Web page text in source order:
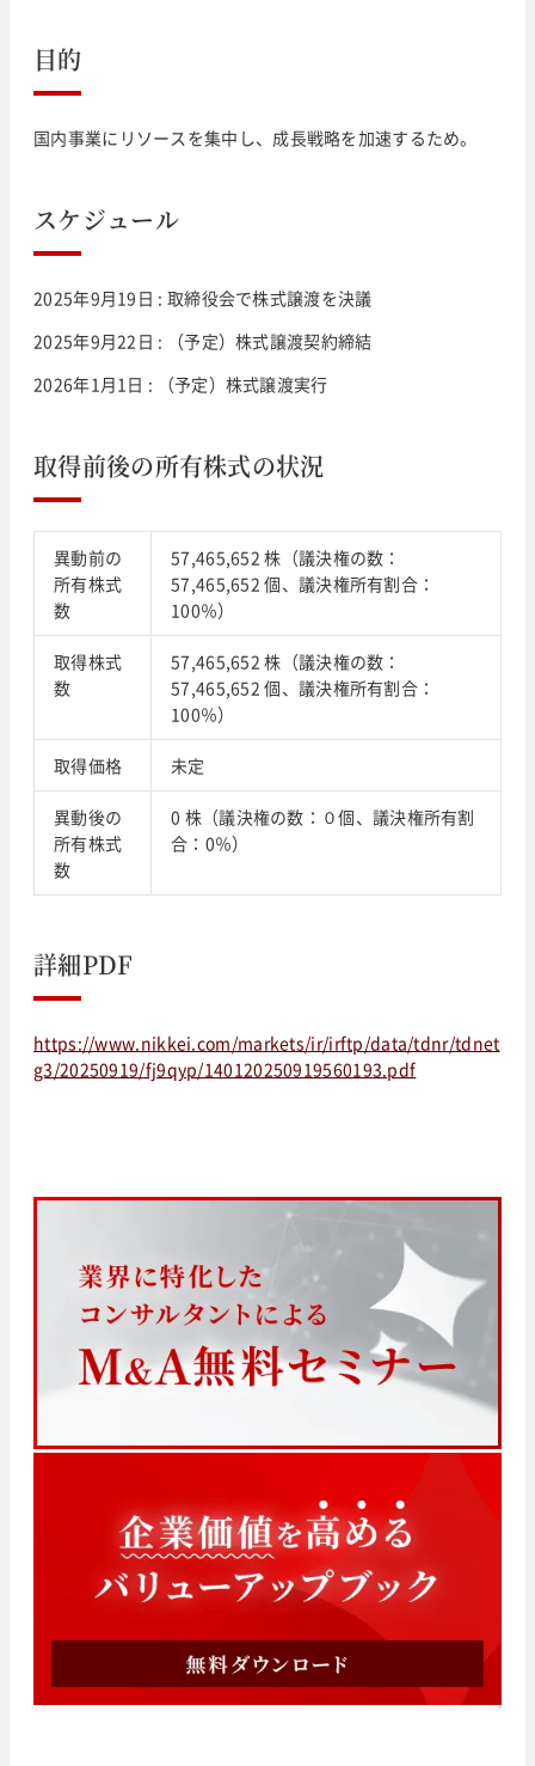
目的
国内事業にリソースを集中し、成長戦略を加速するため。
スケジュール
2025年9月19日 : 取締役会で株式譲渡を決議
2025年9月22日 : （予定）株式譲渡契約締結
2026年1月1日 : （予定）株式譲渡実行
取得前後の所有株式の状況
異動前の
所有株式
数
57,465,652 株（議決権の数：
57,465,652 個、議決権所有割合：
100％）
取得株式
数
57,465,652 株（議決権の数：
57,465,652 個、議決権所有割合：
100％）
取得価格 未定
異動後の
所有株式
数
0 株（議決権の数：０個、議決権所有割
合：0％）
詳細PDF
https://www.nikkei.com/markets/ir/irftp/data/tdnr/tdnet
g3/20250919/fj9qyp/140120250919560193.pdf